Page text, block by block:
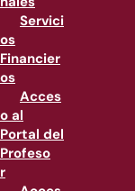
Servici
os
Financier
os
Acces
o al
Portal del
Profeso
r